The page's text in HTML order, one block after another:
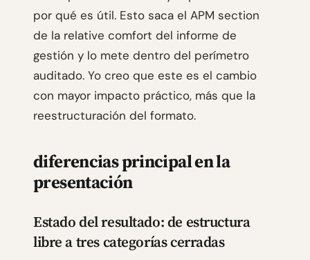
por qué es útil. Esto saca el APM section
de la relative comfort del informe de
gestión y lo mete dentro del perímetro
auditado. Yo creo que este es el cambio
con mayor impacto práctico, más que la
reestructuración del formato.
diferencias principal en la
presentación
Estado del resultado: de estructura
libre a tres categorías cerradas